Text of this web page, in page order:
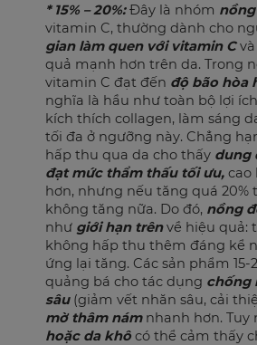
* 15% – 20%:Đây là nhóm
vitamin C, thường dành cho
gian làm quen với vitamin Cvà
quả mạnh hơn trên da. Trong
vitamin C đạt đến độ bão hòa
nghĩa là hầu như toàn bộ lợi
kích thích collagen, làm sáng
tối đa ở ngưỡng này. Chẳng
hấp thu qua da cho thấy dung
đạt mức thẩm thấu tối ưu, cao
hơn, nhưng nếu tăng quá 20%
không tăng nữa. Do đó, nồng
như giới hạn trênvề hiệu quả:
không hấp thu thêm đáng kể
ứng lại tăng. Các sản phẩm
quảng bá cho tác dụng chống
sâu(giảm vết nhăn sâu, cải
mờ thâm námnhanh hơn. Tuy
hoặc da khô có thể cảm thấy